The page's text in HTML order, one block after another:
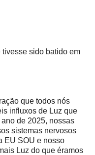
sido batido em
que todos nós
influxos de Luz que
de 2025, nossas
sistemas nervosos
EU SOU e nosso
Luz do que éramos